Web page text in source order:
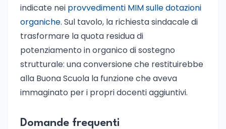
indicate nei provvedimenti MIM sulle dotazioni
organiche. Sul tavolo, la richiesta sindacale di
trasformare la quota residua di
potenziamento in organico di sostegno
strutturale: una conversione che restituirebbe
alla Buona Scuola la funzione che aveva
immaginato per i propri docenti aggiuntivi.
Domande frequenti